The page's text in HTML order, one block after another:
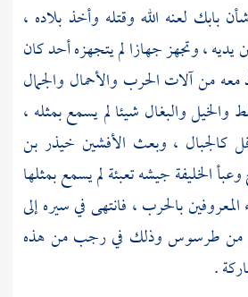
بابك لعنه الله وقتله وأخذ بلاده ،
يديه ، وتجهز جهازا لم يتجهزه أحد كان
معه من آلات الحرب والأحمال والجمال
والخيل والبغال شيئا لم يسمع بمثله ،
كالجبال ، وبعث الأفشين خيذر بن
وعبأ الخليفة جيشه تعبئة لم يسمع بمثلها
بالحرب ، فانتهى في سيره إلى
طرسوسوذلك في رجب من هذه
.